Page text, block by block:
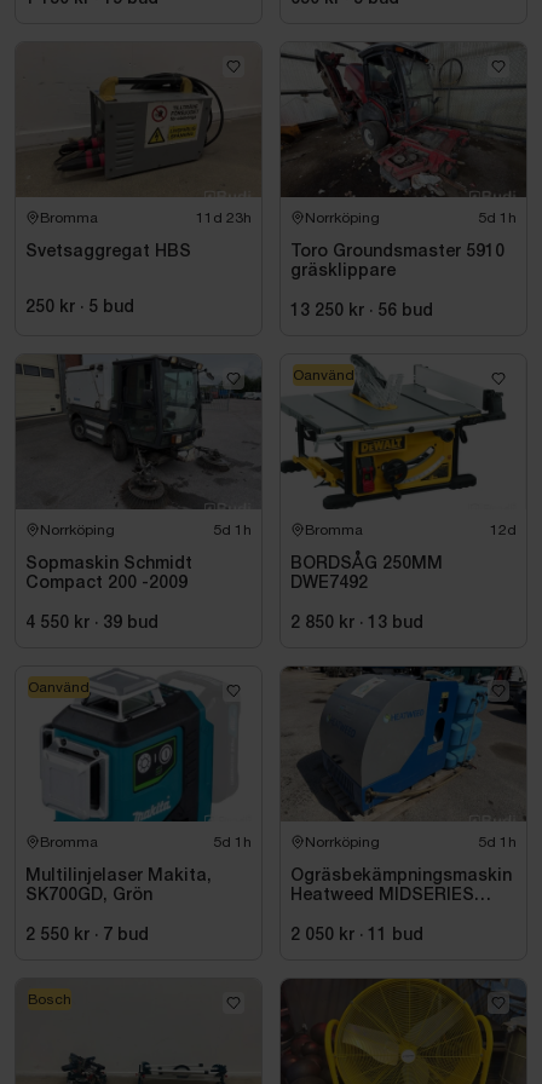
Bromma 11d 23h
Svetsaggregat HBS
250 kr · 5 bud
Norrköping 5d 1h
Toro Groundsmaster 5910
gräsklippare
13 250 kr · 56 bud
Norrköping 5d 1h
Sopmaskin Schmidt
Compact 200 -2009
4 550 kr · 39 bud
Bromma 12d
BORDSÅG 250MM
DWE7492
2 850 kr · 13 bud
Oanvänd
Bromma 5d 1h
Multilinjelaser Makita,
SK700GD, Grön
2 550 kr · 7 bud
Oanvänd
Norrköping 5d 1h
Ogräsbekämpningsmaskin
Heatweed MIDSERIES
2 050 kr · 11 bud
Bosch